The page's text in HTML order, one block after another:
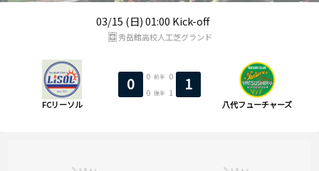
03/15 (日) 01:00 Kick-off
FCリーソル
0 0 前半
0
0 後半 1 1
八代フューチャーズ
秀岳館高校人工芝グランド